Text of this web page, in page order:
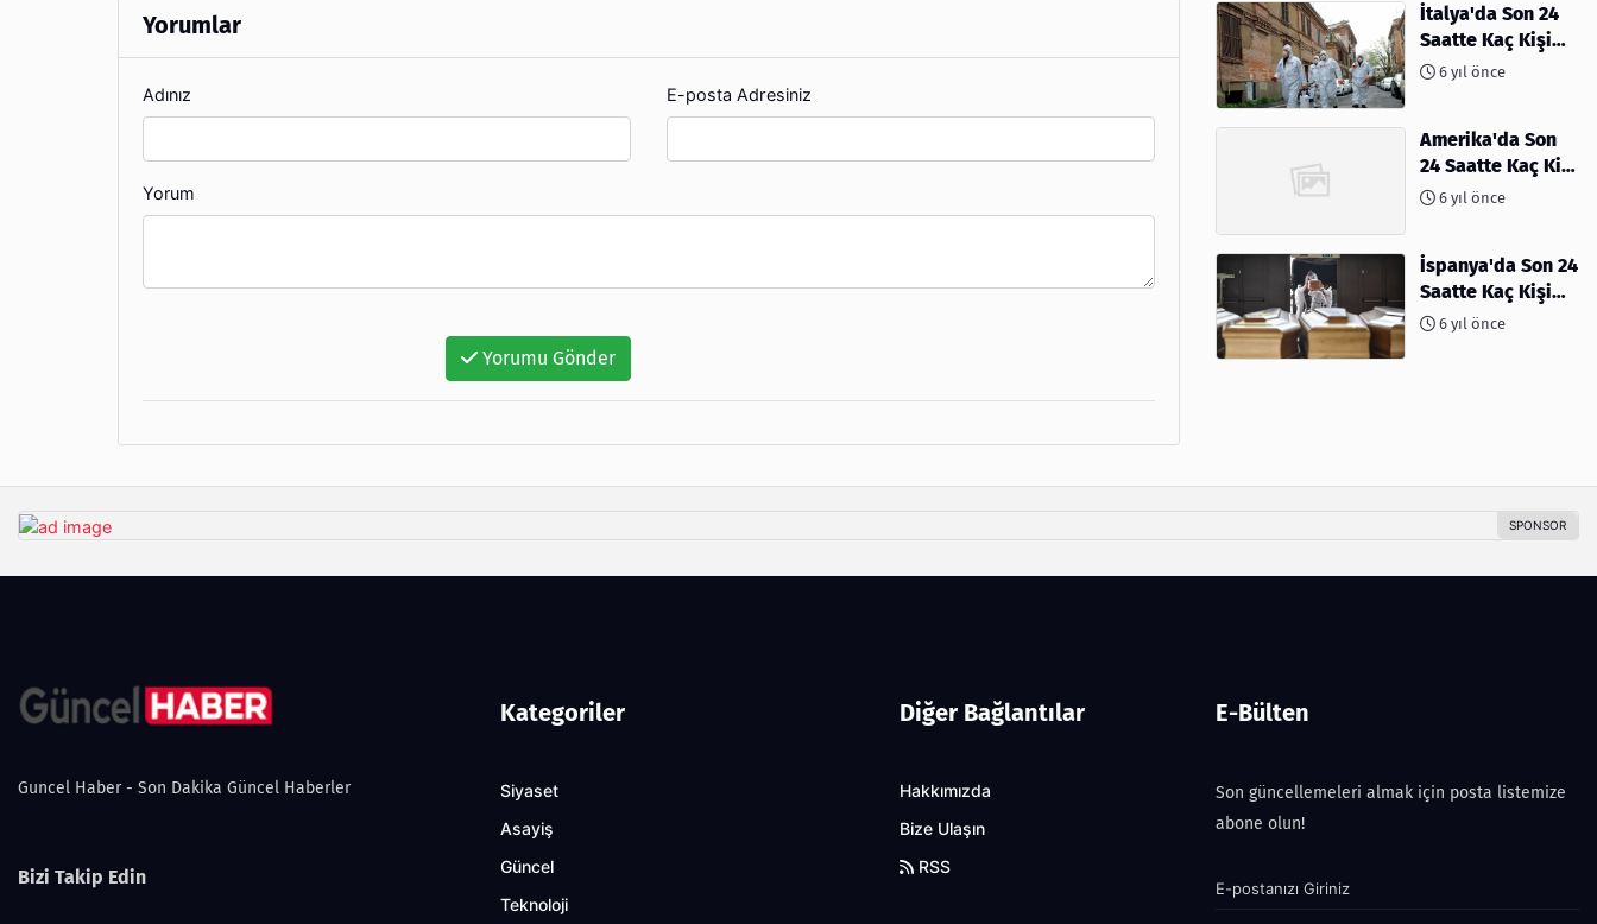
Yorumlar
Adınız E-posta Adresiniz
Yorum
Yorumu Gönder
İtalya'da Son 24
Saatte Kaç Kişi
Öldü6 yıl önce
Amerika'da Son
24 Saatte Kaç Kişi
Öldü - 06 Nisan
6 yıl önce
İspanya'da Son 24
Saatte Kaç Kişi
Öldü6 yıl önce
Guncel Haber - Son Dakika Güncel Haberler
Bizi Takip Edin
Kategoriler
Siyaset
Asayiş
Güncel
Teknoloji
Diğer Bağlantılar
Hakkımızda
Bize Ulaşın
RSS
E-Bülten
Son güncellemeleri almak için posta listemize
abone olun!